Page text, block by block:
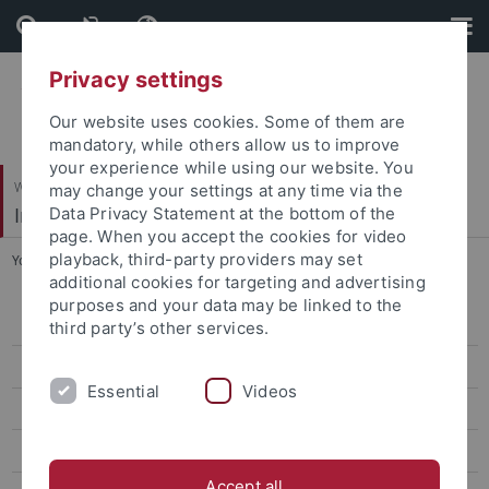
Skip
to
content
Skip
to
footer
Wirtschafts- und Sozialwissenschaftliche Fakultät
Institut für Erziehungswissenschaft
You are here: Startseite ... Programm
Personal
Masterstudiengang
Privacy settings
Our website uses cookies. Some of them are
mandatory, while others allow us to improve
your experience while using our website. You
may change your settings at any time via the
Data Privacy Statement at the bottom of the
page. When you accept the cookies for video
playback, third-party providers may set
additional cookies for targeting and advertising
purposes and your data may be linked to the
third party’s other services.
Essential Videos